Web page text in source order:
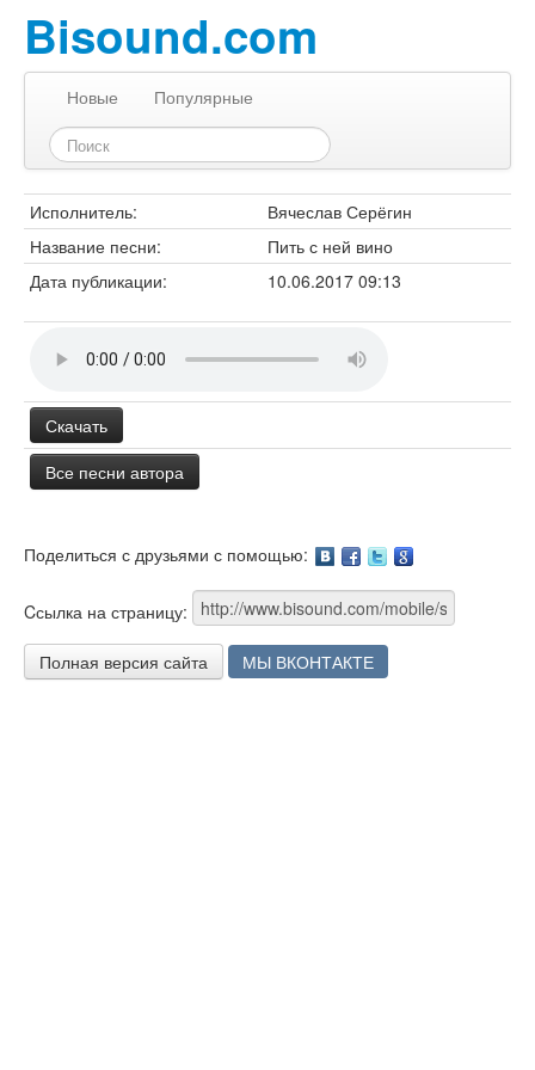
Bisound.com
Новые Популярные
Исполнитель:
Вячеслав Серёгин
Название песни:
Пить с ней вино
Дата публикации:
10.06.2017 09:13
Скачать
Все песни автора
Поделиться с друзьями с помощью:
Cсылка на страницу:
Полная версия сайта МЫ ВКОНТАКТЕ